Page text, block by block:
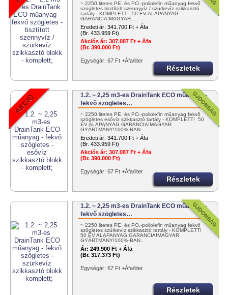
~ 2250 literes PE. és PO.-poliolefin műanyag fekvő
szögletes tisztított szennyvíz / szürkevíz szikkasztó
tartály - KOMPLETT! 50 ÉV ALAPANYAG
GARANCIA!MAGYAR…
Eredeti ár: 341.700 Ft + Áfa
(Br. 433.959 Ft)
Akciós ár: 307.087 Ft + Áfa
(Br. 390.000 Ft)
Egységár: 67 Ft +Áfa/liter
Részletek
1.2. ~ 2,25 m3-es DrainTank ECO műanyag -
fekvő szögletes…
~ 2250 literes PE. és PO.-poliolefin műanyag fekvő
szögletes esővíz szikkasztó tartály - KOMPLETT! 50
ÉV ALAPANYAG GARANCIA!MAGYAR
GYÁRTMÁNY!100%-BAN…
Eredeti ár: 341.700 Ft + Áfa
(Br. 433.959 Ft)
Akciós ár: 307.087 Ft + Áfa
(Br. 390.000 Ft)
Egységár: 67 Ft +Áfa/liter
Részletek
1.2. ~ 2,25 m3-es DrainTank ECO műanyag -
fekvő szögletes…
~ 2250 literes PE. és PO.-poliolefin műanyag fekvő
szögletes szürkevíz szikkasztó tartály - KOMPLETT!
50 ÉV ALAPANYAG GARANCIA!MAGYAR
GYÁRTMÁNY!100%-BAN…
Ár: 249.900 Ft + Áfa
(Br. 317.373 Ft)
Egységár: 67 Ft +Áfa/liter
Részletek